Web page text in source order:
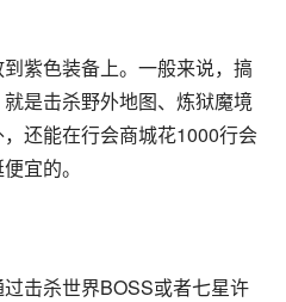
紫色装备上。一般来说，搞
是击杀野外地图、炼狱魔境
还能在行会商城花1000行会
宜的。
击杀世界BOSS或者七星许